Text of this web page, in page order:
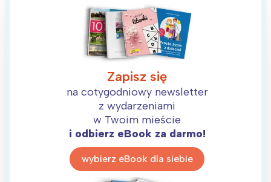
Zapisz się
na cotygodniowy newsletter
z wydarzeniami
w Twoim mieście
i odbierz eBook za darmo!
wybierz eBook dla siebie
Interesują mnie wydarzenia z
tego regionu:
Warszawa
Śląsk
Kraków